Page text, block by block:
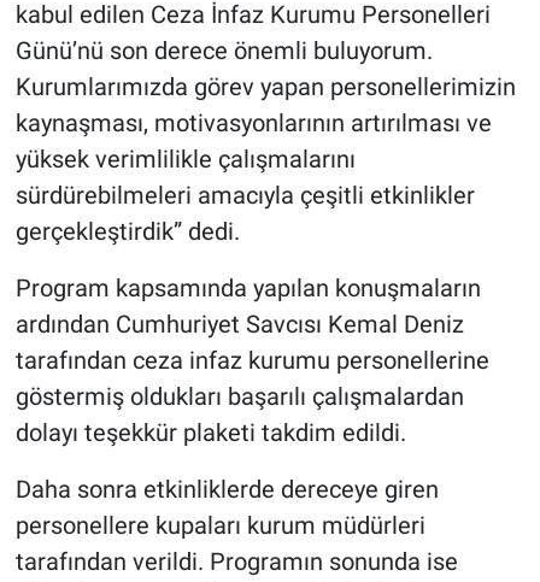
kabul edilen Ceza İnfaz Kurumu Personelleri
Günü’nü son derece önemli buluyorum.
Kurumlarımızda görev yapan personellerimizin
kaynaşması, motivasyonlarının artırılması ve
yüksek verimlilikle çalışmalarını
sürdürebilmeleri amacıyla çeşitli etkinlikler
gerçekleştirdik” dedi.
Program kapsamında yapılan konuşmaların
ardından Cumhuriyet Savcısı Kemal Deniz
tarafından ceza infaz kurumu personellerine
göstermiş oldukları başarılı çalışmalardan
dolayı teşekkür plaketi takdim edildi.
Daha sonra etkinliklerde dereceye giren
personellere kupaları kurum müdürleri
tarafından verildi. Programın sonunda ise